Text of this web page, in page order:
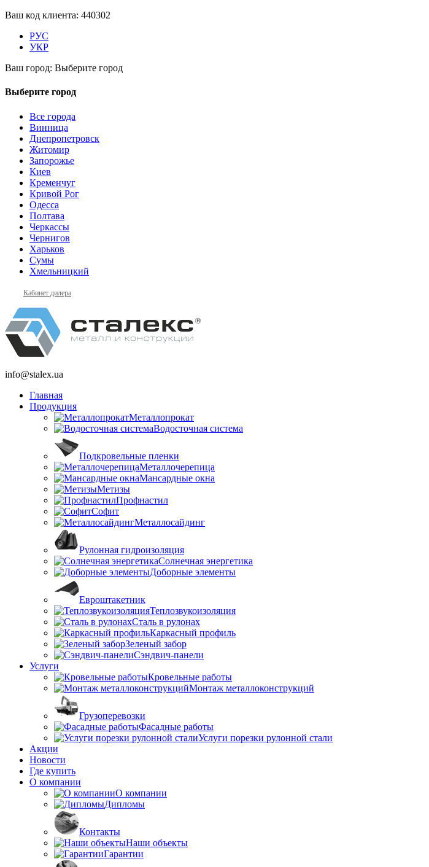
Ваш код клиента: 440302
РУС
УКР
Ваш город: Выберите город
Выберите город
Все города
Винница
Днепропетровск
Житомир
Запорожье
Киев
Кременчуг
Кривой Рог
Одесса
Полтава
Черкассы
Чернигов
Харьков
Сумы
Хмельницкий
Кабинет дилера
info@stalex.ua
Главная
Продукция
Металлопрокат
Водосточная система
Подкровельные пленки
Металлочерепица
Мансардные окна
Метизы
Профнастил
Софит
Металлосайдинг
Рулонная гидроизоляция
Солнечная энергетика
Доборные элементы
Евроштакетник
Теплозвукоизоляция
Сталь в рулонах
Каркасный профиль
Зеленый забор
Сэндвич-панели
Услуги
Кровельные работы
Монтаж металлоконструкций
Грузоперевозки
Фасадные работы
Услуги порезки рулонной стали
Акции
Новости
Где купить
О компании
О компании
Дипломы
Контакты
Наши объекты
Гарантии